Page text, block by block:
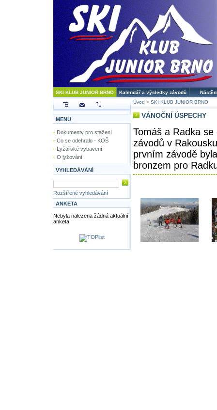
SKI KLUB JUNIOR BRNO Kalendář a výsledky závodů
Úvod > SKI KLUB JUNIOR BRNO
MENU
Dokumenty pro stažení
Co se odehralo - KOŠ
Lyžařské vybavení
O lyžování
VYHLEDÁVÁNÍ
Rozšířené vyhledávání
ANKETA
Nebyla nalezena žádná aktuální
anketa
VÁNOČNÍ ÚSPECHY
Tomáš a Radka
závodů v
prvním závodě
bronzem pro